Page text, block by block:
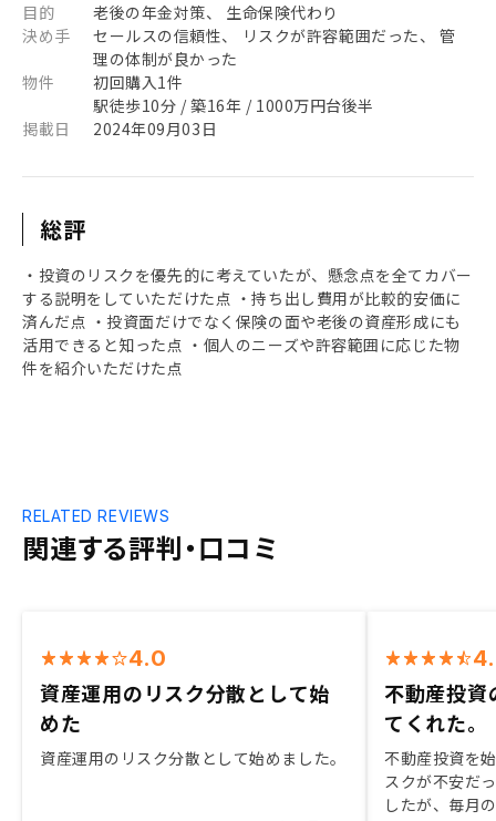
目的
老後の年金対策、 生命保険代わり
決め手
セールスの信頼性、 リスクが許容範囲だった、 管
理の体制が良かった
物件
初回購入1件
駅徒歩10分 / 築16年 / 1000万円台後半
掲載日
2024年09月03日
総評
・投資のリスクを優先的に考えていたが、懸念点を全てカバー
する説明をしていただけた点 ・持ち出し費用が比較的安価に
済んだ点 ・投資面だけでなく保険の面や老後の資産形成にも
活用できると知った点 ・個人のニーズや許容範囲に応じた物
件を紹介いただけた点
関連する評判・口コミ
RELATED REVIEWS
4.0
資産運用のリスク分散として始
めた
資産運用のリスク分散として始めました。
不動産投資
てくれた。
不動産投資を
スクが不安だ
したが、毎月